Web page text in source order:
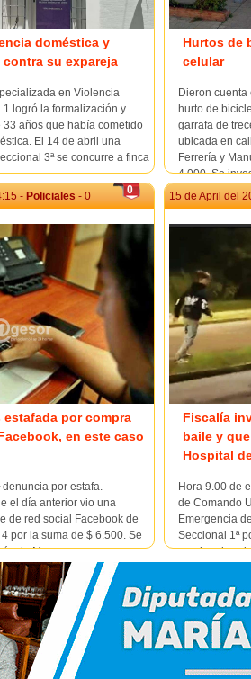
doméstica y
su expareja
en Violencia
1 logró la formalización y
años que había cometido
El 14 de abril una
3ª se concurre a finca
Hurtos de
celular
Dieron
hurto de
garrafa de
ubicada en
Ferrería y
4.000. Se
0
- Policiales - 0
por compra
en este caso
por estafa.
el día anterior vio una
de red social Facebook de
por la suma de $ 6.500. Se
de Messenger y a
la compra por lo
15 de April del
Fiscalía
baile y
Hospital
Hora 9.00 de
de Comando
Emergencia
Seccional 1ª
que hombre